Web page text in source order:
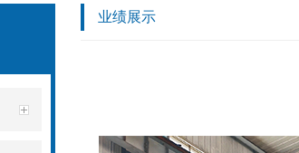
业绩展示